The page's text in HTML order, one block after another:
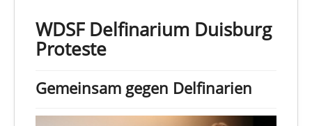
WDSF Delfinarium Duisburg
Proteste
Gemeinsam gegen Delfinarien